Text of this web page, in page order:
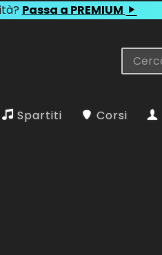
Passa a PREMIUM
Spartiti Corsi